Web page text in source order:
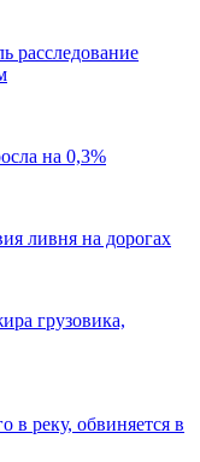
расследование
на 0,3%
ливня на дорогах
грузовика,
в реку, обвиняется в